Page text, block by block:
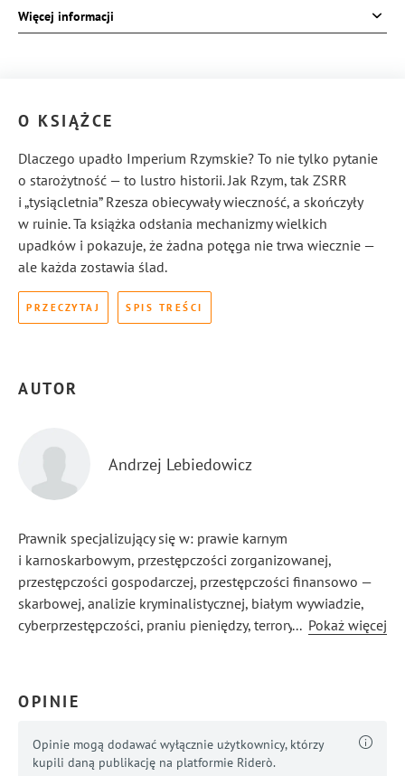
ISBN:
978-83-8431-403-6
Więcej informacji
O KSIĄŻCE
Dlaczego upadło Imperium Rzymskie? To nie tylko pytanie
o starożytność — to lustro historii. Jak Rzym, tak ZSRR
i „tysiącletnia” Rzesza obiecywały wieczność, a skończyły
w ruinie. Ta książka odsłania mechanizmy wielkich
upadków i pokazuje, że żadna potęga nie trwa wiecznie —
ale każda zostawia ślad.
PRZECZYTAJ SPIS TREŚCI
AUTOR
Andrzej Lebiedowicz
Prawnik specjalizujący się w: prawie karnym
i karnoskarbowym, przestępczości zorganizowanej,
przestępczości gospodarczej, przestępczości finansowo —
skarbowej, analizie kryminalistycznej, białym wywiadzie,
cyberprzestępczości, praniu pieniędzy, terroryzmie,
... Pokaż więcej
OPINIE
Opinie mogą dodawać wyłącznie użytkownicy, którzy
kupili daną publikację na platformie Riderò.